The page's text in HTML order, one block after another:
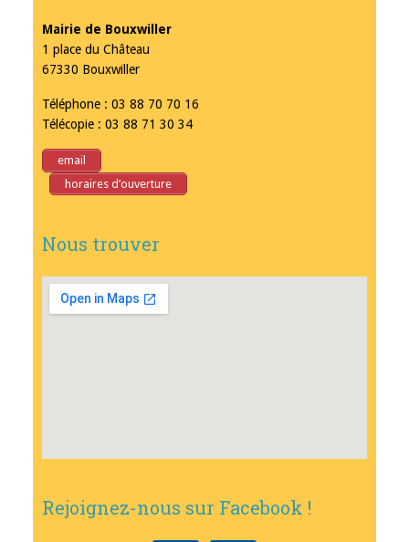
Mairie de Bouxwiller
1 place du Château
67330 Bouxwiller
Téléphone : 03 88 70 70 16
Télécopie : 03 88 71 30 34
email
horaires d’ouverture
Nous trouver
Rejoignez-nous sur Facebook !